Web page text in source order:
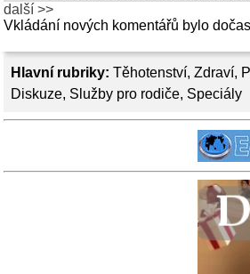
Hlavní rubriky: Těhotenství, Zdraví,
Diskuze, Služby pro rodiče, Speciály
další >>
Vkládání nových komentářů bylo